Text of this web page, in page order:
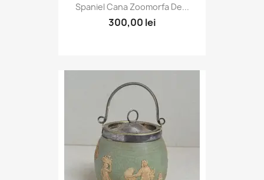
Spaniel Cana Zoomorfa De...
300,00 lei